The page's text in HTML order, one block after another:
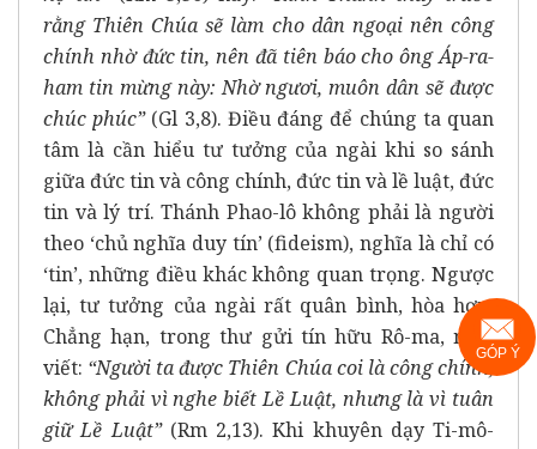
rằng Thiên Chúa sẽ làm cho dân ngoại nên công
chính nhờ đức tin, nên đã tiên báo cho ông Áp-ra-
ham tin mừng này: Nhờ ngươi, muôn dân sẽ được
chúc phúc”(Gl 3,8). Điều đáng để chúng ta quan
tâm là cần hiểu tư tưởng của ngài khi so sánh
giữa đức tin và công chính, đức tin và lề luật, đức
tin và lý trí. Thánh Phao-lô không phải là người
theo ‘chủ nghĩa duy tín’ (fideism), nghĩa là chỉ có
‘tin’, những điều khác không quan trọng. Ngược
lại, tư tưởng của ngài rất quân bình, hòa hợp.
Chẳng hạn, trong thư gửi tín hữu Rô-ma, ngài
viết: “Người ta được Thiên Chúa coi là công chính,
không phải vì nghe biết Lề Luật, nhưng là vì tuân
giữ Lề Luật”(Rm 2,13). Khi khuyên dạy Ti-mô-
GÓP Ý